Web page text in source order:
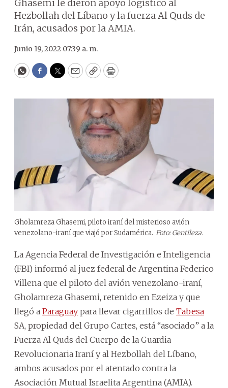
Ghasemi le dieron apoyo logístico al
Hezbollah del Líbano y la fuerza Al Quds de
Irán, acusados por la AMIA.
Junio 19, 2022 07:39 a. m.
WhatsApp
Facebook
Twitter
EmailCopyPrint
Gholamreza Ghasemi, piloto iraní del misterioso avión
venezolano-iraní que viajó por Sudamérica. Foto: Gentileza.
La Agencia Federal de Investigación e Inteligencia
(FBI) informó al juez federal de Argentina Federico
Villena que el piloto del avión venezolano-iraní,
Gholamreza Ghasemi, retenido en Ezeiza y que
llegó a Paraguay para llevar cigarrillos de Tabesa
SA, propiedad del Grupo Cartes, está “asociado” a la
Fuerza Al Quds del Cuerpo de la Guardia
Revolucionaria Iraní y al Hezbollah del Líbano,
ambos acusados por el atentado contra la
Asociación Mutual Israelita Argentina (AMIA).